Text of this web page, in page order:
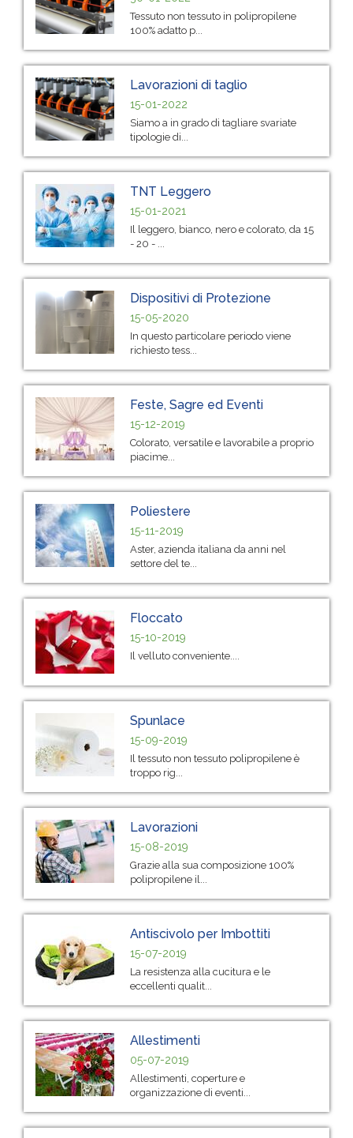
Tessuto non tessuto in polipropilene
100% adatto p...
Lavorazioni di taglio
15-01-2022
Siamo a in grado di tagliare svariate
tipologie di...
TNT Leggero
15-01-2021
Il leggero, bianco, nero e colorato, da 15
- 20 - ...
Dispositivi di Protezione
15-05-2020
In questo particolare periodo viene
richiesto tess...
Feste, Sagre ed Eventi
15-12-2019
Colorato, versatile e lavorabile a proprio
piacime...
Poliestere
15-11-2019
Aster, azienda italiana da anni nel
settore del te...
Floccato
15-10-2019
Il velluto conveniente....
Spunlace
15-09-2019
Il tessuto non tessuto polipropilene è
troppo rig...
Lavorazioni
15-08-2019
Grazie alla sua composizione 100%
polipropilene il...
Antiscivolo per Imbottiti
15-07-2019
La resistenza alla cucitura e le
eccellenti qualit...
Allestimenti
05-07-2019
Allestimenti, coperture e
organizzazione di eventi...